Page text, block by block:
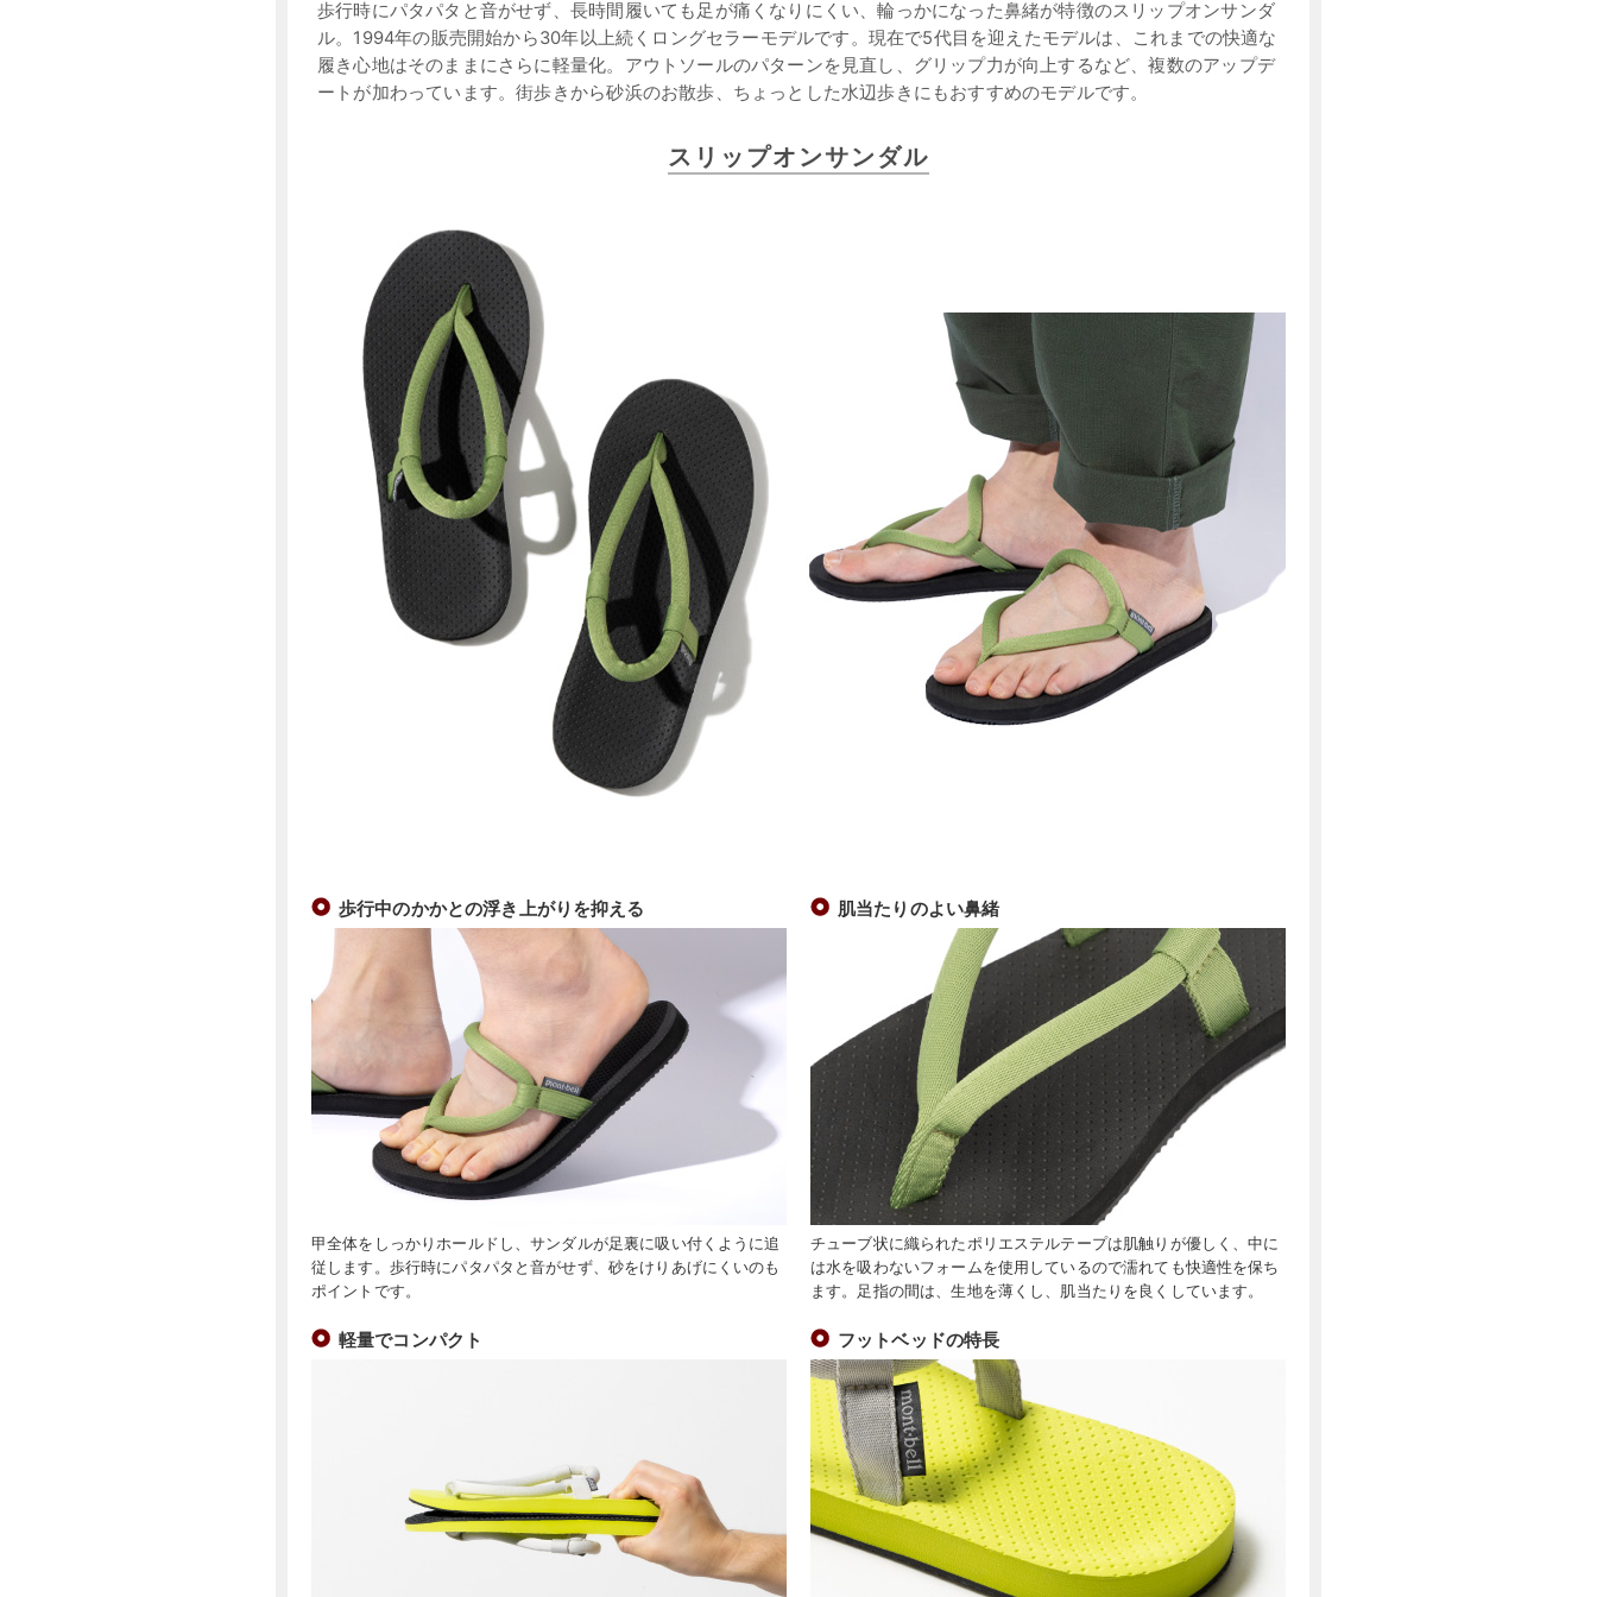
歩行時にパタパタと音がせず、長時間履いても足が痛くなりにくい、輪っかになった鼻緒が特徴のスリップオンサンダ
ル。1994年の販売開始から30年以上続くロングセラーモデルです。現在で5代目を迎えたモデルは、これまでの快適な
履き心地はそのままにさらに軽量化。アウトソールのパターンを見直し、グリップ力が向上するなど、複数のアップデ
ートが加わっています。街歩きから砂浜のお散歩、ちょっとした水辺歩きにもおすすめのモデルです。
スリップオンサンダル
歩行中のかかとの浮き上がりを抑える
甲全体をしっかりホールドし、サンダルが足裏に吸い付くように追
従します。歩行時にパタパタと音がせず、砂をけりあげにくいのも
ポイントです。
肌当たりのよい鼻緒
チューブ状に織られたポリエステルテープは肌触りが優しく、中に
は水を吸わないフォームを使用しているので濡れても快適性を保ち
ます。足指の間は、生地を薄くし、肌当たりを良くしています。
軽量でコンパクト フットベッドの特長